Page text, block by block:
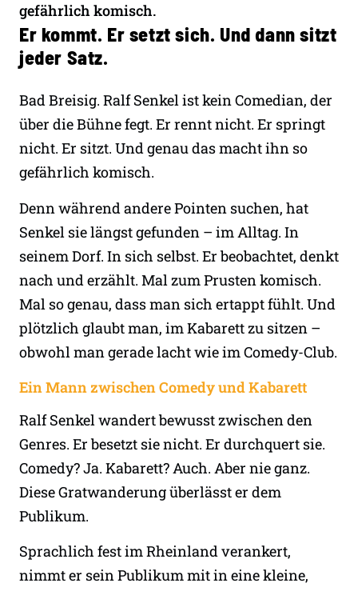
gefährlich komisch.
Er kommt. Er setzt sich. Und dann sitzt
jeder Satz.
Bad Breisig. Ralf Senkel ist kein Comedian, der
über die Bühne fegt. Er rennt nicht. Er springt
nicht. Er sitzt. Und genau das macht ihn so
gefährlich komisch.
Denn während andere Pointen suchen, hat
Senkel sie längst gefunden – im Alltag. In
seinem Dorf. In sich selbst. Er beobachtet, denkt
nach und erzählt. Mal zum Prusten komisch.
Mal so genau, dass man sich ertappt fühlt. Und
plötzlich glaubt man, im Kabarett zu sitzen –
obwohl man gerade lacht wie im Comedy-Club.
Ein Mann zwischen Comedy und Kabarett
Ralf Senkel wandert bewusst zwischen den
Genres. Er besetzt sie nicht. Er durchquert sie.
Comedy? Ja. Kabarett? Auch. Aber nie ganz.
Diese Gratwanderung überlässt er dem
Publikum.
Sprachlich fest im Rheinland verankert,
nimmt er sein Publikum mit in eine kleine,